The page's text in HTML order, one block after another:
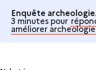
Enquête
3 minutes pour
améliorer